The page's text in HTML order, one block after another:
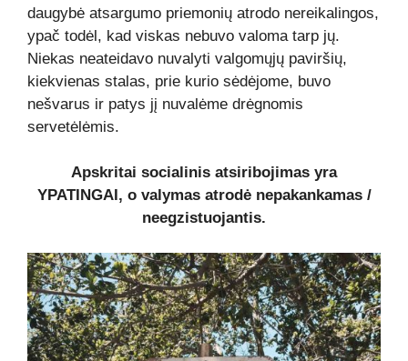
daugybė atsargumo priemonių atrodo nereikalingos,
ypač todėl, kad viskas nebuvo valoma tarp jų.
Niekas neateidavo nuvalyti valgomųjų paviršių,
kiekvienas stalas, prie kurio sėdėjome, buvo
nešvarus ir patys jį nuvalėme drėgnomis
servetėlėmis.
Apskritai socialinis atsiribojimas yra
YPATINGAI, o valymas atrodė nepakankamas /
neegzistuojantis.